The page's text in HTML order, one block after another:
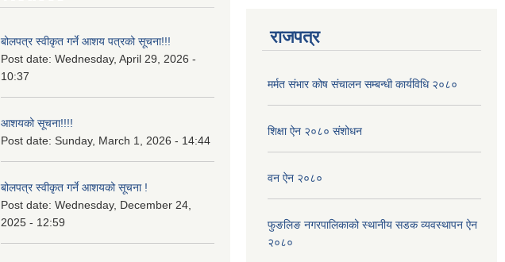
बोलपत्र स्वीकृत गर्ने आशय पत्रको सूचना!!!
Post date: Wednesday, April 29, 2026 -
10:37
आशयको सूचना!!!!
Post date: Sunday, March 1, 2026 - 14:44
बोलपत्र स्वीकृत गर्ने आशयको सूचना !
Post date: Wednesday, December 24,
2025 - 12:59
राजपत्र
मर्मत संभार कोष संचालन सम्बन्धी कार्यविधि २०८०
शिक्षा ऐन २०८० संशोधन
वन ऐन २०८०
फुङलिङ नगरपालिकाको स्थानीय सडक व्यवस्थापन ऐन
२०८०